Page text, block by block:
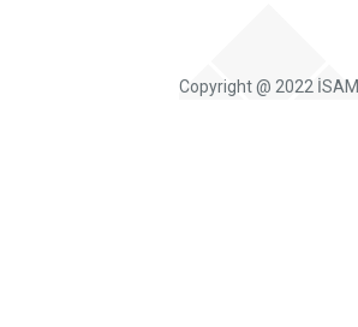
Copyright @ 2022 İSAM